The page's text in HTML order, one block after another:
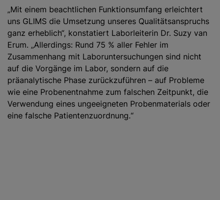
„Mit einem beachtlichen Funktionsumfang erleichtert
uns GLIMS die Umsetzung unseres Qualitätsanspruchs
ganz erheblich“, konstatiert Laborleiterin Dr. Suzy van
Erum. „Allerdings: Rund 75 % aller Fehler im
Zusammenhang mit Laboruntersuchungen sind nicht
auf die Vorgänge im Labor, sondern auf die
präanalytische Phase zurückzuführen – auf Probleme
wie eine Probenentnahme zum falschen Zeitpunkt, die
Verwendung eines ungeeigneten Probenmaterials oder
eine falsche Patientenzuordnung.“